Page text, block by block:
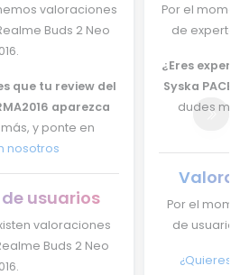
valoraciones
Buds 2 Neo
que tu review del
aparezca
y ponte en
nosotros
usuarios
valoraciones
Buds 2 Neo
Por el
de expertos
¿Eres
Syska PACE
dudes
Por el
de usuarios
¿Quieres